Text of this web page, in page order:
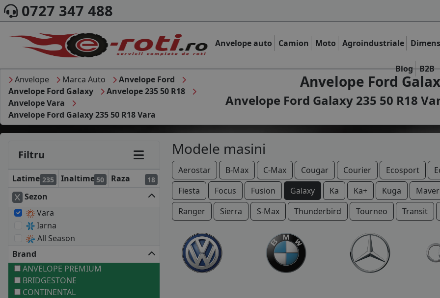
0727 347 488
Anvelope auto Camion Moto Agroindustriale
Blog B2B
Anvelope Marca Auto
Anvelope Ford
Anvelope Ford Galaxy
Anvelope 235 50 R18
Anvelope Vara
Anvelope Ford Galaxy 235 50 R18 Vara
Anvelope Ford
Anvelope Ford Galaxy 235 50 R18
Filtru
Latime 235 Inaltime 50 Raza 18
Sezon
Vara
Iarna
All Season
Brand
ANVELOPE PREMIUM
BRIDGESTONE
CONTINENTAL
Modele masini
Aerostar B-Max C-Max Cougar Courier Ecosport
Fiesta
Focus Fusion Galaxy Ka Ka+ Kuga
Ranger
Sierra S-Max Thunderbird Tourneo Transit